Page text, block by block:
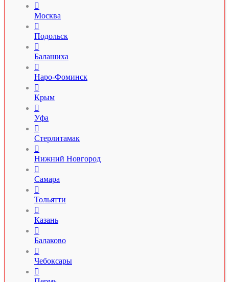

Москва

Подольск

Балашиха

Наро-Фоминск

Крым

Уфа

Стерлитамак

Нижний Новгород

Самара

Тольятти

Казань

Балаково

Чебоксары
